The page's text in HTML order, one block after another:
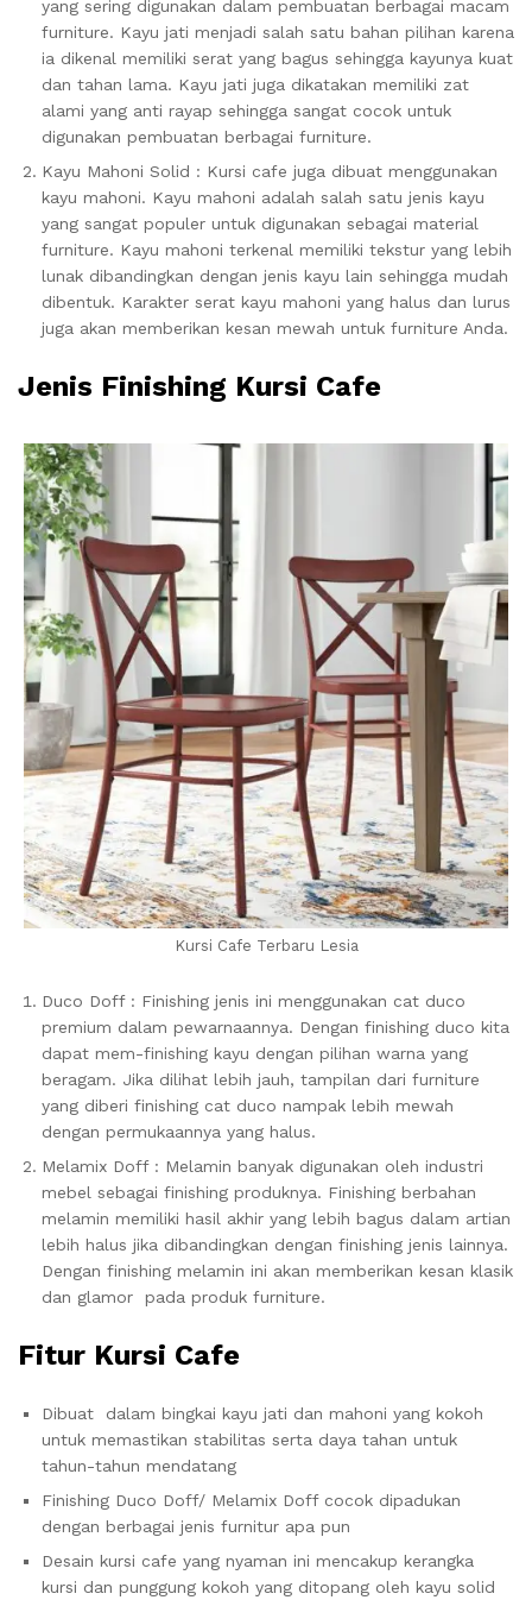
yang sering digunakan dalam pembuatan berbagai macam
furniture. Kayu jati menjadi salah satu bahan pilihan karena
ia dikenal memiliki serat yang bagus sehingga kayunya kuat
dan tahan lama. Kayu jati juga dikatakan memiliki zat
alami yang anti rayap sehingga sangat cocok untuk
digunakan pembuatan berbagai furniture.
Kayu Mahoni Solid : Kursi cafe juga dibuat menggunakan
kayu mahoni. Kayu mahoni adalah salah satu jenis kayu
yang sangat populer untuk digunakan sebagai material
furniture. Kayu mahoni terkenal memiliki tekstur yang lebih
lunak dibandingkan dengan jenis kayu lain sehingga mudah
dibentuk. Karakter serat kayu mahoni yang halus dan lurus
juga akan memberikan kesan mewah untuk furniture Anda.
Jenis Finishing Kursi Cafe
Kursi Cafe Terbaru Lesia
Duco Doff : Finishing jenis ini menggunakan cat duco
premium dalam pewarnaannya. Dengan finishing duco kita
dapat mem-finishing kayu dengan pilihan warna yang
beragam. Jika dilihat lebih jauh, tampilan dari furniture
yang diberi finishing cat duco nampak lebih mewah
dengan permukaannya yang halus.
Melamix Doff : Melamin banyak digunakan oleh industri
mebel sebagai finishing produknya. Finishing berbahan
melamin memiliki hasil akhir yang lebih bagus dalam artian
lebih halus jika dibandingkan dengan finishing jenis lainnya.
Dengan finishing melamin ini akan memberikan kesan klasik
dan glamor pada produk furniture.
Fitur Kursi Cafe
Dibuat dalam bingkai kayu jati dan mahoni yang kokoh
untuk memastikan stabilitas serta daya tahan untuk
tahun-tahun mendatang
Finishing Duco Doff/ Melamix Doff cocok dipadukan
dengan berbagai jenis furnitur apa pun
Desain kursi cafe yang nyaman ini mencakup kerangka
kursi dan punggung kokoh yang ditopang oleh kayu solid